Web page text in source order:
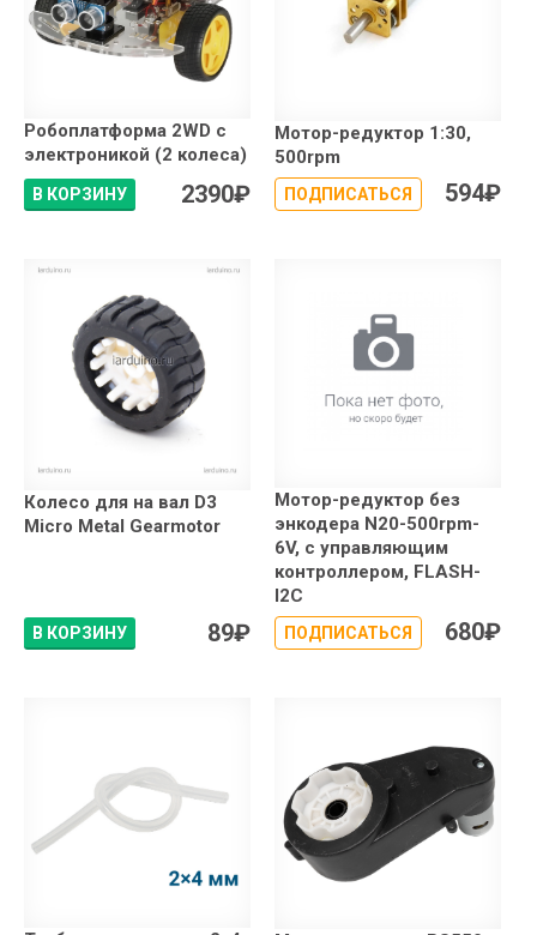
Робоплатформа 2WD с
электроникой (2 колеса)
В КОРЗИНУ 2390₽
Мотор-редуктор 1:30,
500rpm
ПОДПИСАТЬСЯ 594₽
Колесо для на вал D3
Micro Metal Gearmotor
В КОРЗИНУ 89₽
Мотор-редуктор без
энкодера N20-500rpm-
6V, с управляющим
контроллером, FLASH-
I2C
ПОДПИСАТЬСЯ 680₽